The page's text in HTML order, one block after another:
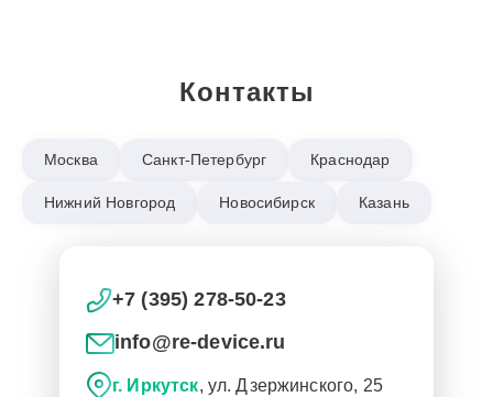
Контакты
Москва Санкт-Петербург Краснодар
Нижний Новгород Новосибирск Казань
+7 (395) 278-50-23
info@re-device.ru
г. Иркутск, ул. Дзержинского, 25